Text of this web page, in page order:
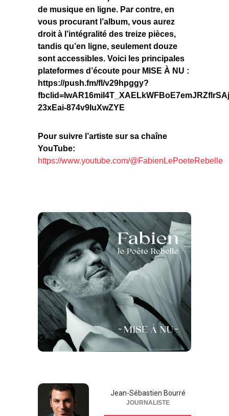
de musique en ligne. Par contre, en
vous procurant l’album, vous aurez
droit à l’intégralité des treize pièces,
tandis qu’en ligne, seulement douze
sont accessibles. Voici les principales
plateformes d’écoute pour MISE À NU :
https://push.fm/fl/v29hpggy?
23xEai-874v9IuXwZYE
Pour suivre l’artiste sur sa chaîne
YouTube:
https://www.youtube.com/@FabienLePoeteRebelle
Jean-Sébastien Bourré
JOURNALISTE